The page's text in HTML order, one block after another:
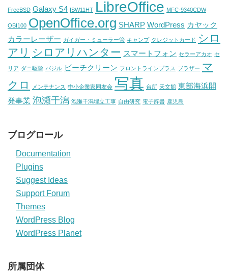
FreeBSD Galaxy S4 ISW11HT LibreOffice MFC-9340CDW
OBI100 OpenOffice.org SHARP WordPress カヤック
カラーレーザー ガイガー・ミューラー管 キャンプ クレジットカード シロ
アリ シロアリハンター スマートフォン セラーアカオ セ
リア ダニ駆除 バジル ビーチクリーン フロントラインプラス ブラザー マ
クロ
メンテナンス 中小企業家同友会 写真 台所 天文館 東部海浜開
発事業 泡瀬干潟 泡瀬干潟埋立工事 自由研究 電子辞書 鹿児島
ブログロール
Documentation
Plugins
Suggest Ideas
Support Forum
Themes
WordPress Blog
WordPress Planet
所属団体